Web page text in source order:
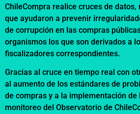
ChileCompra realice cruces de
que ayudaron a prevenir
de corrupción en las compras
organismos los que son derivados a
fiscalizadores correspondientes.
Gracias al cruce en tiempo real con
al aumento de los estándares de
de compras y a la implementación de
monitoreo del Observatorio de